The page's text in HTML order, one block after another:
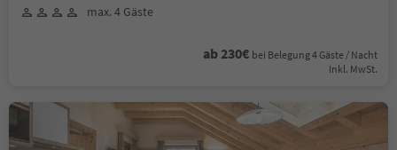
max. 4 Gäste
ab 230€ bei Belegung 4 Gäste / Nacht
Inkl. MwSt.